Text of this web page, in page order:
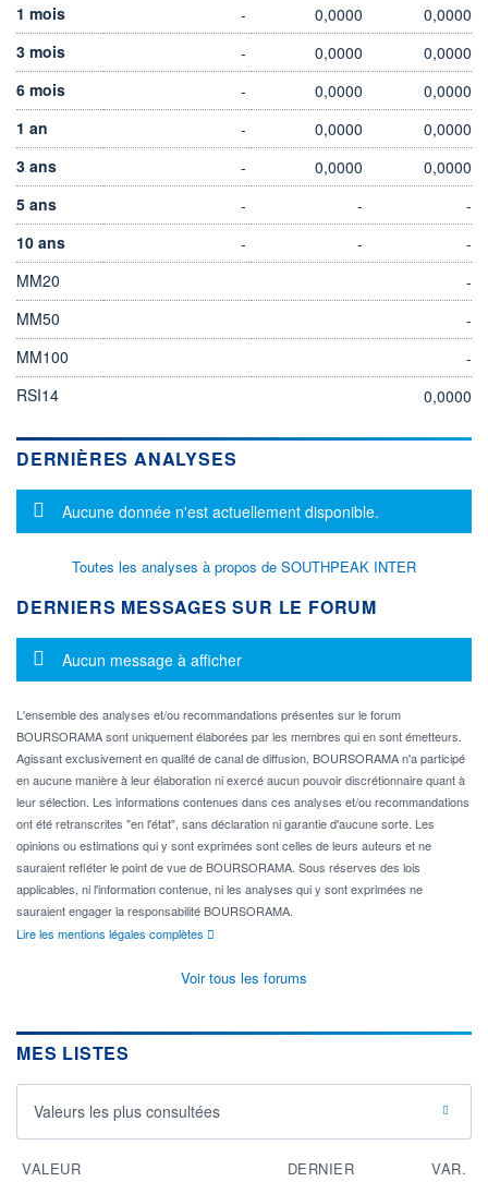
1 mois
- 0,0000
0,0000
3 mois
- 0,0000
0,0000
6 mois
- 0,0000
0,0000
1 an
- 0,0000
0,0000
3 ans
- 0,0000
0,0000
5 ans
- -
-
10 ans
- -
-
MM20
-
MM50
-
MM100
-
RSI14
0,0000
DERNIÈRES ANALYSES
Message d'information
Aucune donnée n'est actuellement disponible.
Toutes les analyses à propos de SOUTHPEAK INTER
DERNIERS MESSAGES SUR LE FORUM
Message d'information
Aucun message à afficher
L'ensemble des analyses et/ou recommandations présentes sur le forum
BOURSORAMA sont uniquement élaborées par les membres qui en sont émetteurs.
Agissant exclusivement en qualité de canal de diffusion, BOURSORAMA n'a participé
en aucune manière à leur élaboration ni exercé aucun pouvoir discrétionnaire quant à
leur sélection. Les informations contenues dans ces analyses et/ou recommandations
ont été retranscrites "en l'état", sans déclaration ni garantie d'aucune sorte. Les
opinions ou estimations qui y sont exprimées sont celles de leurs auteurs et ne
sauraient refléter le point de vue de BOURSORAMA. Sous réserves des lois
applicables, ni l'information contenue, ni les analyses qui y sont exprimées ne
sauraient engager la responsabilité BOURSORAMA.
Lire les mentions légales complètes
Voir tous les forums
MES LISTES
Valeurs les plus consultées
VALEUR DERNIER VAR.